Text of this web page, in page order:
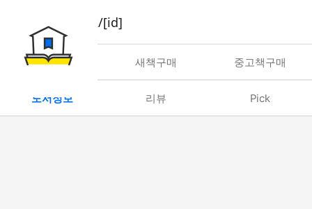
book/rent/[id]
대여 새책구매 중고책구매
도서정보 리뷰 Pick